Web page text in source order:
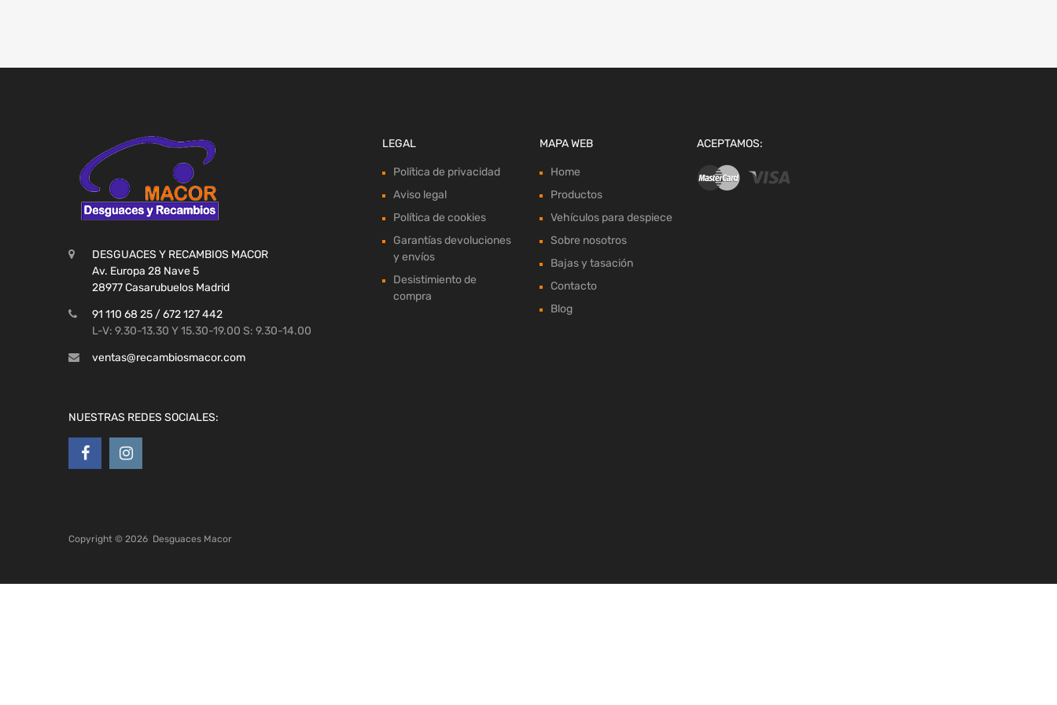
DESGUACES Y RECAMBIOS MACOR
Av. Europa 28 Nave 5
28977 Casarubuelos Madrid
91 110 68 25 / 672 127 442
L-V: 9.30-13.30 Y 15.30-19.00 S: 9.30-14.00
ventas@recambiosmacor.com
NUESTRAS REDES SOCIALES:
LEGAL
Política de privacidad
Aviso legal
Política de cookies
Garantías devoluciones
y envíos
Desistimiento de
compra
MAPA WEB
Home
Productos
Vehículos para despiece
Sobre nosotros
Bajas y tasación
Contacto
Blog
ACEPTAMOS:
Copyright © 2026 Desguaces Macor